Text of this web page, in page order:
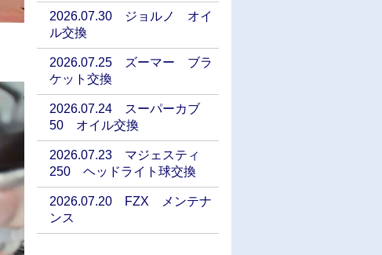
2026.07.30 ジョルノ オイ
ル交換
2026.07.25 ズーマー ブラ
ケット交換
2026.07.24 スーパーカブ
50 オイル交換
2026.07.23 マジェスティ
250 ヘッドライト球交換
2026.07.20 FZX メンテナ
ンス